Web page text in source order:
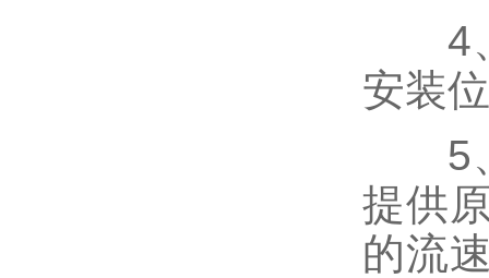
4、
安装
5、
提供
的流